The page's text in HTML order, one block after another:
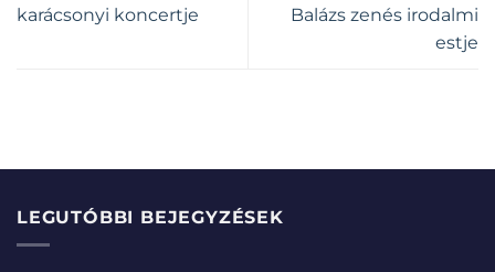
karácsonyi koncertje
Balázs zenés irodalmi
estje
LEGUTÓBBI BEJEGYZÉSEK